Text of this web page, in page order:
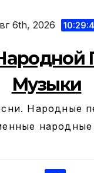
6th, 2026
Музыки
Народные
народные